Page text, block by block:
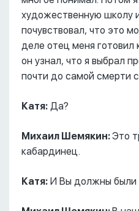
художественную школу
почувствовал, что это
деле отец меня готовил
он узнал, что я выбрал
почти до самой смерти
Катя: Да?
Михаил Шемякин:Это
кабардинец.
Катя: И Вы должны были